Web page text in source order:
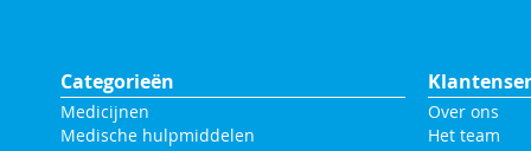
Categorieën
Medicijnen
Medische hulpmiddelen
Over ons
Het team